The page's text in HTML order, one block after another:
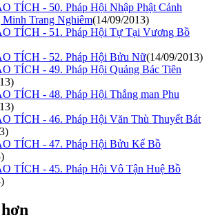
TÍCH - 50. Pháp Hội Nhập Phật Cảnh
Trang Nghiêm(14/09/2013)
TÍCH - 51. Pháp Hội Tự Tại Vương Bồ
TÍCH - 52. Pháp Hội Bửu Nữ(14/09/2013)
TÍCH - 49. Pháp Hội Quảng Bác Tiên
TÍCH - 48. Pháp Hội Thắng man Phu
TÍCH - 46. Pháp Hội Văn Thù Thuyết Bát
TÍCH - 47. Pháp Hội Bửu Kế Bồ
TÍCH - 45. Pháp Hội Vô Tận Huệ Bồ